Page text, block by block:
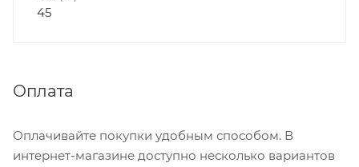
45
Оплата
Оплачивайте покупки удобным способом. В
интернет-магазине доступно несколько вариантов